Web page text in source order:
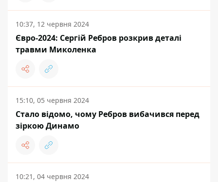
10:37, 12 червня 2024
Євро-2024: Сергій Ребров розкрив деталі
травми Миколенка
15:10, 05 червня 2024
Стало відомо, чому Ребров вибачився перед
зіркою Динамо
10:21, 04 червня 2024